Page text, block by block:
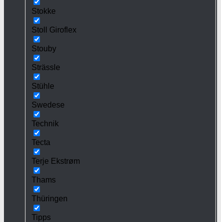
Stokke
Stoll Giroflex
Stouby
Strässle
Stühle
Swedese
Technik
Tecta
Terje Ekstrøm
Thams
Thüringen
Tipps